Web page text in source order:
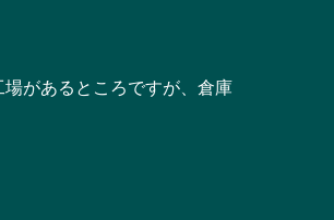
があるところですが、倉庫